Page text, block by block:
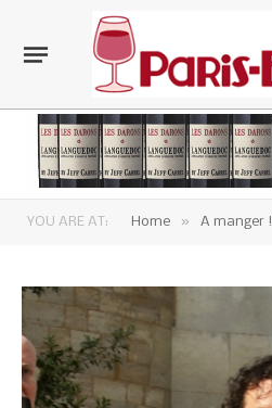
YOU ARE AT: Home » A manger !